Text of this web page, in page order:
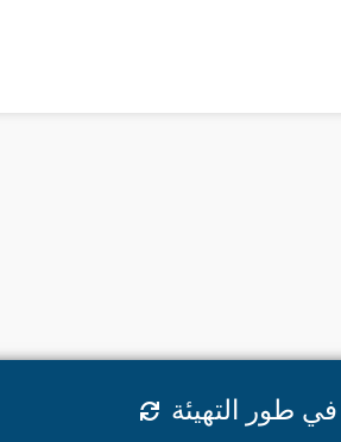
طور التهيئة